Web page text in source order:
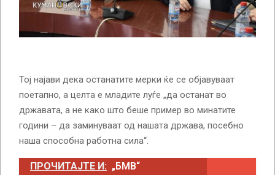
Тој најави дека останатите мерки ќе се објавуваат
поетапно, а целта е младите луѓе „да останат во
државата, а не како што беше пример во минатите
години – да заминуваат од нашата држава, посебно
наша способна работна сила“.
ПРОЧИТАЈТЕ И: „БМВ“